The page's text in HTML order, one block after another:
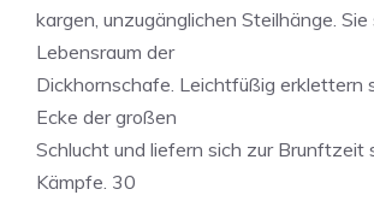
kargen, unzugänglichen Steilhänge. Sie
Lebensraum der
Dickhornschafe. Leichtfüßig erklettern
Ecke der großen
Schlucht und liefern sich zur Brunftzeit
Kämpfe. 30